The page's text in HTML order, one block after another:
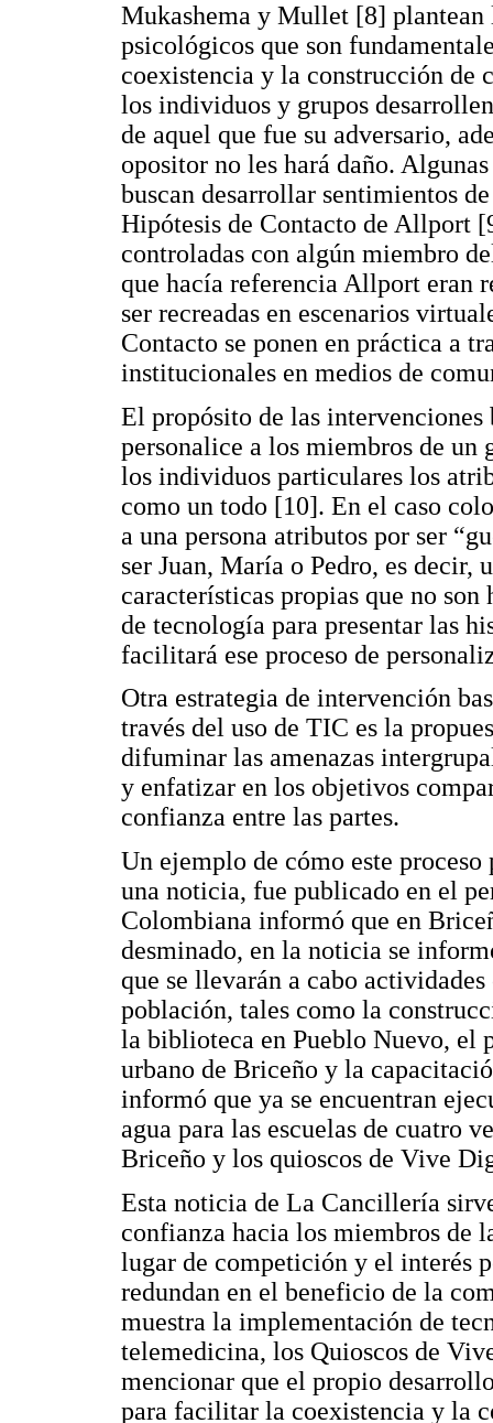
Mukashema y Mullet [8] plantean
psicológicos que son
coexistencia y la construcción de
los individuos y grupos
de aquel que fue su adversario,
opositor no les hará daño.
buscan desarrollar sentimientos
Hipótesis de Contacto de Allport
controladas con algún miembro
que hacía referencia Allport eran
ser recreadas en escenarios
Contacto se ponen en práctica a
institucionales en medios de
El propósito de las intervenciones
personalice a los miembros de un
los individuos particulares los
como un todo [10]. En el caso
a una persona atributos por ser
ser Juan, María o Pedro, es decir,
características propias que no
de tecnología para presentar las
facilitará ese proceso de
Otra estrategia de intervención
través del uso de TIC es la
difuminar las amenazas
y enfatizar en los objetivos
confianza entre las partes.
Un ejemplo de cómo este proceso
una noticia, fue publicado en el
Colombiana informó que en
desminado, en la noticia se
que se llevarán a cabo
población, tales como la
la biblioteca en Pueblo Nuevo, el
urbano de Briceño y la
informó que ya se encuentran
agua para las escuelas de cuatro
Briceño y los quioscos de Vive
Esta noticia de La Cancillería
confianza hacia los miembros de
lugar de competición y el interés
redundan en el beneficio de la
muestra la implementación de
telemedicina, los Quioscos de
mencionar que el propio
para facilitar la coexistencia y la